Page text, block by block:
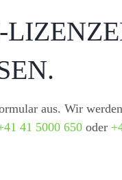
aus. Wir
41 5000 650 oder